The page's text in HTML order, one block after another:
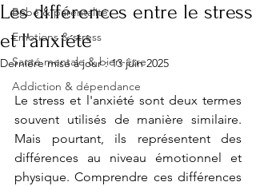
Bébé & parentalité
Emotions & stress
Santé mentale & bien-être
Addiction & dépendance
Les différences entre le stress
et l'anxiété
Dernière mise à jour :13 juin 2025
Le stress et l'anxiété sont deux termes
souvent utilisés de manière similaire.
Mais pourtant, ils représentent des
différences au niveau émotionnel et
physique. Comprendre ces différences